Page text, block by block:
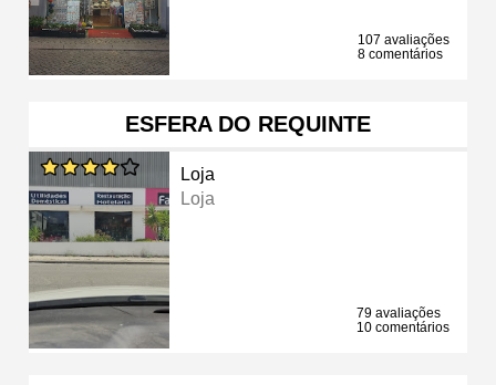
107 avaliações
8 comentários
ESFERA DO REQUINTE
Loja
Loja
79 avaliações
10 comentários